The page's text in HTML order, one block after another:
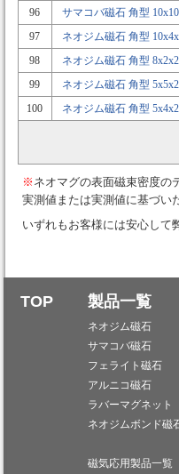
96
サマコバ磁石 角型
97
ネオジム磁石 角型
98
ネオジム磁石 角型
99
ネオジム磁石 角型
100
ネオジム磁石 角型
※ ネオマグの表面磁束密度の
実測値または実測値に基づい
いずれもお客様には安心して
TOP 製品一覧
ネオジム磁石
サマコバ磁石
フェライト磁石
アルニコ磁石
ラバーマグネット
ネオジムボンド磁
磁気応用製品一覧